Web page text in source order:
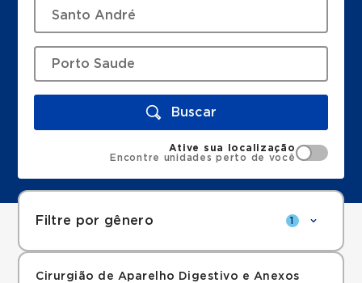
Buscar
Ative sua localização
Encontre unidades perto de você
Filtre por gênero 1
Cirurgião de Aparelho Digestivo e Anexos